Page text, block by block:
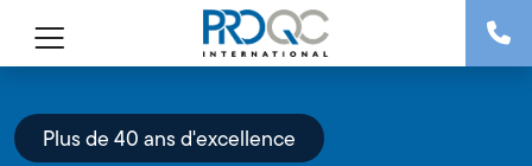
Plus de 40 ans d'excellence